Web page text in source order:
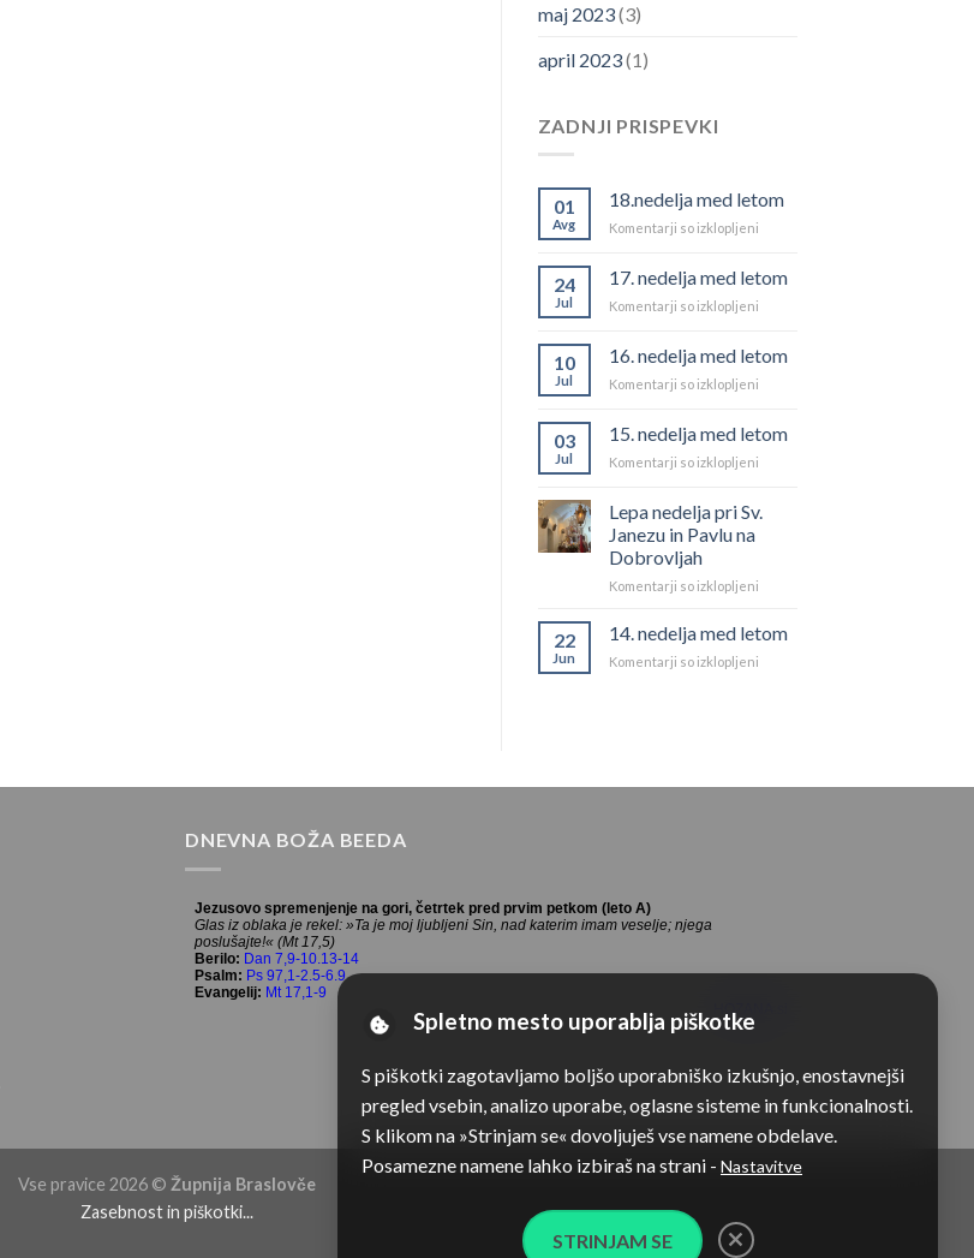
maj 2023(3)
april 2023(1)
ZADNJI PRISPEVKI
01
Avg
18.nedelja med letom
Komentarji so izklopljeniza
letom
24
Jul
17. nedelja med letom
Komentarji so izklopljeniza
med
letom
10
Jul
16. nedelja med letom
Komentarji so izklopljeniza
med
letom
03
Jul
15. nedelja med letom
Komentarji so izklopljeniza
med
Lepa nedelja pri Sv.
Janezu in Pavlu na
Dobrovljah
Komentarji so izklopljeniza
nedelja
Sv.
22
Jun
14. nedelja med letom
Komentarji so izklopljeniza
DNEVNA BOŽA BEEDA
Vse pravice 2026 © Župnija Braslovče
Zasebnost in piškotki...
Spletno mesto uporablja piškotke
S piškotki zagotavljamo boljšo uporabniško izkušnjo, enostavnejši
pregled vsebin, analizo uporabe, oglasne sisteme in funkcionalnosti.
S klikom na »Strinjam se« dovoljuješ vse namene obdelave.
Posamezne namene lahko izbiraš na strani - Nastavitve
STRINJAM SE